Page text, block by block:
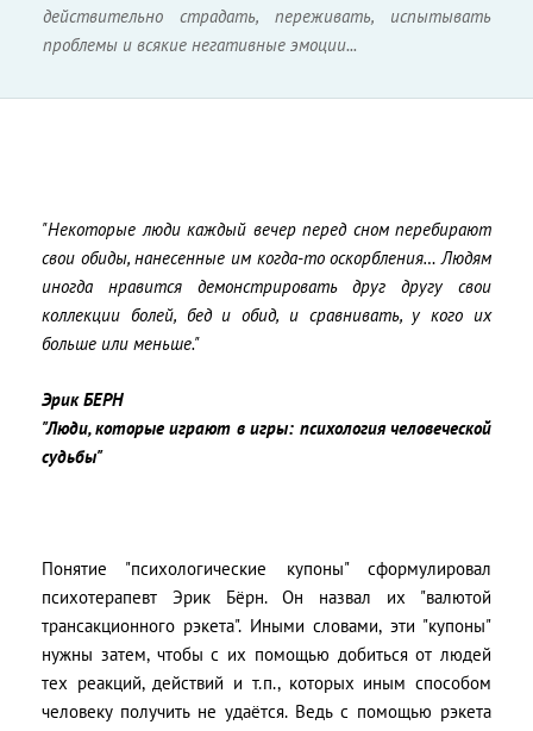
действительно страдать, переживать, испытывать
проблемы и всякие негативные эмоции...
"Некоторые люди каждый вечер перед сном перебирают
свои обиды, нанесенные им когда-то оскорбления… Людям
иногда нравится демонстрировать друг другу свои
коллекции болей, бед и обид, и сравнивать, у кого их
больше или меньше."
Эрик БЕРН
"Люди, которые играют в игры: психология человеческой
судьбы"
Понятие "психологические купоны" сформулировал
психотерапевт Эрик Бёрн. Он назвал их "валютой
трансакционного рэкета". Иными словами, эти "купоны"
нужны затем, чтобы с их помощью добиться от людей
тех реакций, действий и т.п., которых иным способом
человеку получить не удаётся. Ведь с помощью рэкета